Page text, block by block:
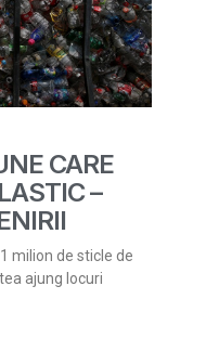
CARE
–
milion de sticle de
ajung locuri